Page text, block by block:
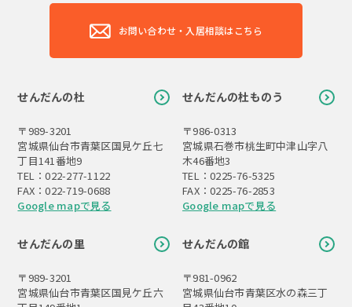
お問い合わせ・入居相談はこちら
せんだんの杜
〒989-3201
宮城県仙台市青葉区国見ケ丘七
丁目141番地9
TEL：022-277-1122
FAX：022-719-0688
Google mapで見る
せんだんの杜ものう
〒986-0313
宮城県石巻市桃生町中津山字八
木46番地3
TEL：0225-76-5325
FAX：0225-76-2853
Google mapで見る
せんだんの里
〒989-3201
宮城県仙台市青葉区国見ケ丘六
せんだんの館
〒981-0962
宮城県仙台市青葉区水の森三丁